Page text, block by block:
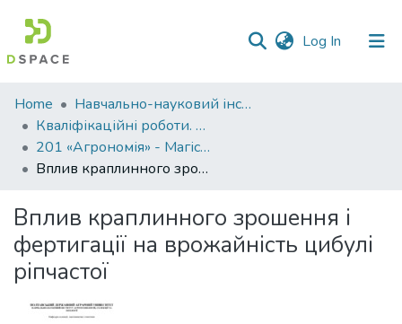
Log In (current)
Communities
&
Collections
All of DSpace
Statistics
Home
Навчально-науковий інститут агротехнологій, селекції та екології
Кваліфікаційні роботи. ННІ агротехнологій, селекції та екології
201 «Агрономія» - Магістри 2023-2024
Вплив краплинного зрошення і фертигації на врожайність цибулі ріпчастої
Вплив краплинного зрошення і
фертигації на врожайність цибулі
ріпчастої